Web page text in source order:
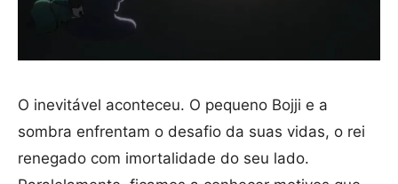
O inevitável aconteceu. O pequeno Bojji e a
sombra enfrentam o desafio da suas vidas, o rei
renegado com imortalidade do seu lado.